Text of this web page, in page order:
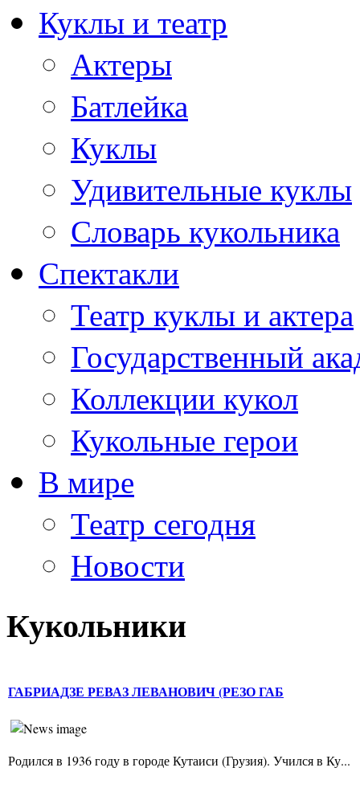
Куклы и театр
Актеры
Батлейка
Куклы
Удивительные куклы
Словарь кукольника
Спектакли
Театр куклы и актера
Государственный
Коллекции кукол
Кукольные герои
В мире
Театр сегодня
Новости
Кукольники
ГАБРИАДЗЕ РЕВАЗ ЛЕВАНОВИЧ (РЕЗО ГАБ
Родился в 1936 году в городе Кутаиси (Грузия). Учился в Ку...